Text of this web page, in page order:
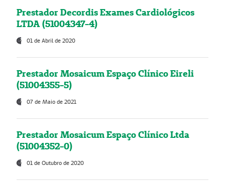
Prestador Decordis Exames Cardiológicos
LTDA (51004347-4)
01 de Abril de 2020
Prestador Mosaicum Espaço Clínico Eireli
(51004355-5)
07 de Maio de 2021
Prestador Mosaicum Espaço Clínico Ltda
(51004352-0)
01 de Outubro de 2020